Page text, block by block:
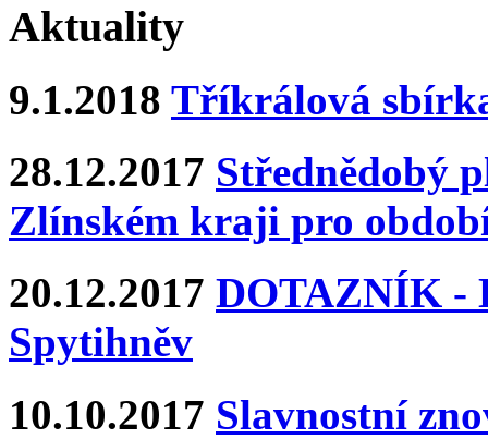
Aktuality
9.1.2018 Tříkrálová
28.12.2017 Střednědobý
Zlínském kraji pro
20.12.2017 DOTAZNÍK -
Spytihněv
10.10.2017 Slavnostní